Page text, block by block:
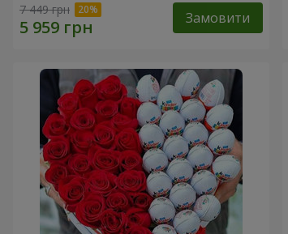
7 449 грн Замовити